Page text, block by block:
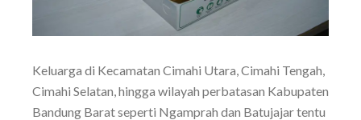
Keluarga di Kecamatan Cimahi Utara, Cimahi Tengah,
Cimahi Selatan, hingga wilayah perbatasan Kabupaten
Bandung Barat seperti Ngamprah dan Batujajar tentu